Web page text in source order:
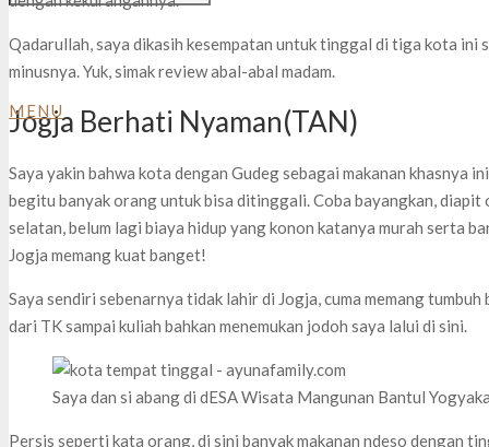
MENU
Qadarullah, saya dikasih kesempatan untuk tinggal di tiga kota
minusnya. Yuk, simak review abal-abal madam.
Jogja Berhati Nyaman(TAN)
Saya yakin bahwa kota dengan Gudeg sebagai makanan khasnya
begitu banyak orang untuk bisa ditinggali. Coba bayangkan,
selatan, belum lagi biaya hidup yang konon katanya murah serta
Jogja memang kuat banget!
Saya sendiri sebenarnya tidak lahir di Jogja, cuma memang
dari TK sampai kuliah bahkan menemukan jodoh saya lalui di sini.
Saya dan si abang di dESA Wisata Mangunan Bantul
Persis seperti kata orang, di sini banyak makanan ndeso dengan